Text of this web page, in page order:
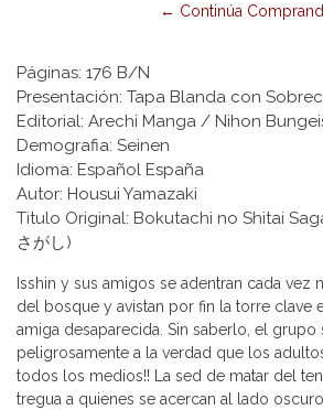
← Continúa
Páginas: 176 B/N
Presentación: Tapa Blanda con
Editorial: Arechi Manga / Nihon
Demografia: Seinen
Idioma: Español España
Autor: Housui Yamazaki
Titulo Original: Bokutachi no Shitai
さがし)
Isshin y sus amigos se adentran cada vez
del bosque y avistan por fin la torre clave
amiga desaparecida. Sin saberlo, el grupo
peligrosamente a la verdad que los
todos los medios!! La sed de matar del
tregua a quienes se acercan al lado